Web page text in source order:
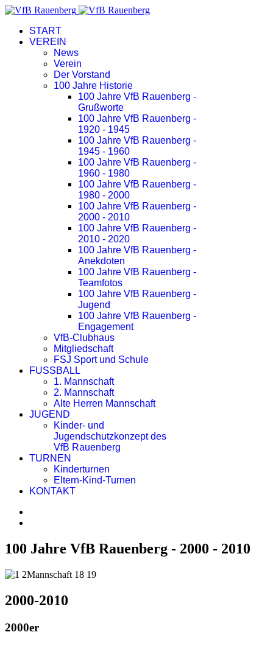
START
VEREIN
News
Verein
Der Vorstand
100 Jahre Historie
100 Jahre VfB Rauenberg -
Grußworte
100 Jahre VfB Rauenberg -
1920 - 1945
100 Jahre VfB Rauenberg -
1945 - 1960
100 Jahre VfB Rauenberg -
1960 - 1980
100 Jahre VfB Rauenberg -
1980 - 2000
100 Jahre VfB Rauenberg -
2000 - 2010
100 Jahre VfB Rauenberg -
2010 - 2020
100 Jahre VfB Rauenberg -
Anekdoten
100 Jahre VfB Rauenberg -
Teamfotos
100 Jahre VfB Rauenberg -
Jugend
100 Jahre VfB Rauenberg -
Engagement
VfB-Clubhaus
Mitgliedschaft
FSJ Sport und Schule
FUSSBALL
1. Mannschaft
2. Mannschaft
Alte Herren Mannschaft
JUGEND
Kinder- und
Jugendschutzkonzept des
VfB Rauenberg
TURNEN
Kinderturnen
Eltern-Kind-Turnen
KONTAKT
100 Jahre VfB Rauenberg - 2000 - 2010
2000-2010
2000er